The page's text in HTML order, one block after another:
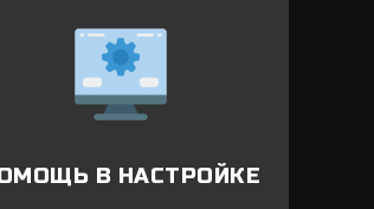
В НАСТРОЙКЕ